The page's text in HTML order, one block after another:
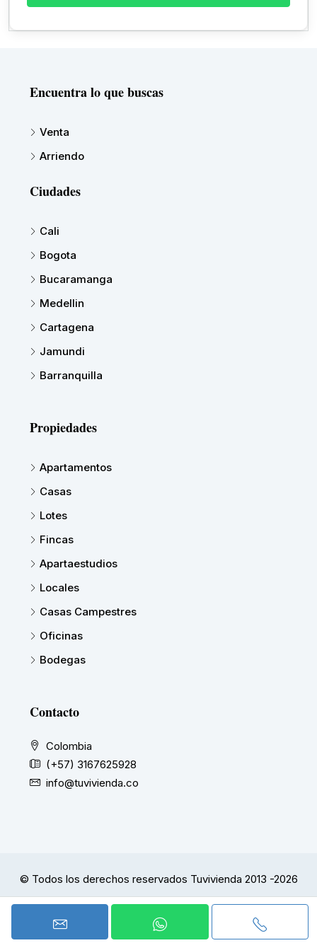
Encuentra lo que buscas
Venta
Arriendo
Ciudades
Cali
Bogota
Bucaramanga
Medellin
Cartagena
Jamundi
Barranquilla
Propiedades
Apartamentos
Casas
Lotes
Fincas
Apartaestudios
Locales
Casas Campestres
Oficinas
Bodegas
Contacto
Colombia
(+57) 3167625928
info@tuvivienda.co
© Todos los derechos reservados Tuvivienda 2013 -2026